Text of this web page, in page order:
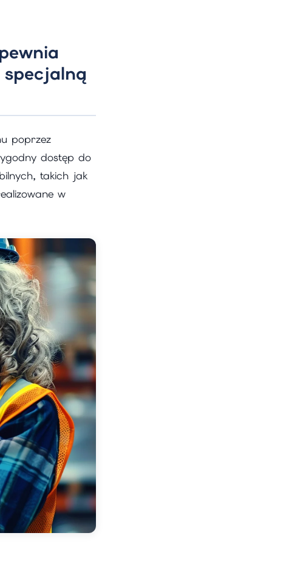
poprzez
dostęp do
takich jak
w